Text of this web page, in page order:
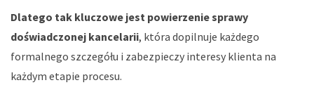
Dlatego tak kluczowe jest powierzenie sprawy
doświadczonej kancelarii, która dopilnuje każdego
formalnego szczegółu i zabezpieczy interesy klienta na
każdym etapie procesu.